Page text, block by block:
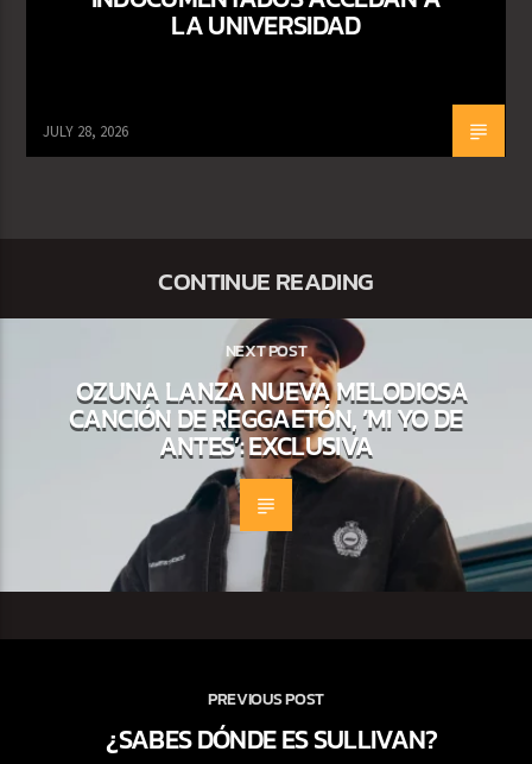
LA UNIVERSIDAD
JULY 28, 2026
CONTINUE READING
NEXT POST
OZUNA LANZA NUEVA MELODIOSA
CANCIÓN DE REGGAETÓN, ‘MI YO DE
ANTES’: EXCLUSIVA
PREVIOUS POST
¿SABES DÓNDE ES SULLIVAN?